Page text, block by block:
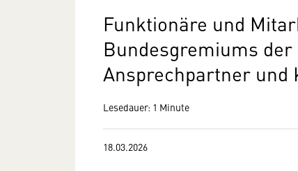
Funktionäre und
Bundesgremiums
Ansprechpartner und
Lesedauer: 1 Minute
18.03.2026